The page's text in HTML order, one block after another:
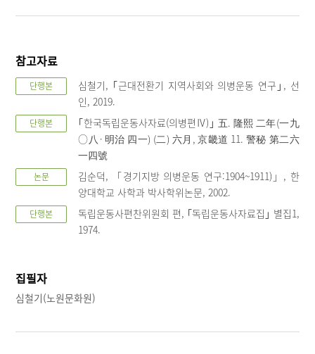
참고자료
단행본
심철기, ｢근대전환기 지역사회와 의병운동 연구｣, 선
인, 2019.
단행본
｢한국독립운동사자료(의병편Ⅳ)｣ 五. 隆熙 二年(一九
○八·明治 四一) (二) 六月, 京畿道 11. 警秘 第二六
一四號
논문
김순덕, 「경기지방 의병운동 연구:1904~1911)」, 한
양대학교 사학과 박사학위논문, 2002.
단행본
독립운동사편찬위원회 편, ｢독립운동사자료집｣ 별집1,
1974.
집필자
심철기(노원문화원)